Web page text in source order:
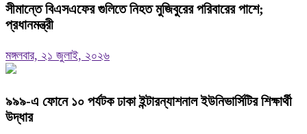
সীমান্তে বিএসএফের গুলিতে নিহত মুজিবুরের পরিবারের পাশে;
প্রধানমন্ত্রী
মঙ্গলবার, ২১ জুলাই, ২০২৬
৯৯৯-এ ফোনে ১০ পর্যটক ঢাকা ইন্টারন্যাশনাল ইউনিভার্সিটির শিক্ষার্থী
উদ্ধার